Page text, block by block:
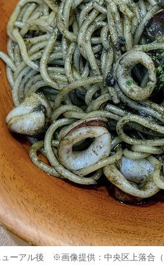
ューアル後 ※画像提供：中央区上落合（